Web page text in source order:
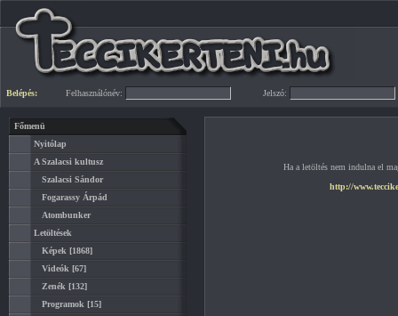
Belépés: Felhasználónév: Jelszó:
Főmenü
Nyitólap
A Szalacsi kultusz
Szalacsi Sándor
Fogarassy Árpád
Atombunker
Letöltések
Képek [1868]
Videók [67]
Zenék [132]
Programok [15]
Ha a letöltés nem indulna el
http://